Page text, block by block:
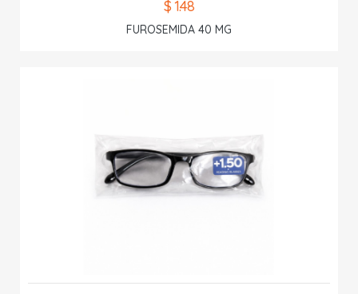
$ 1.48
FUROSEMIDA 40 MG